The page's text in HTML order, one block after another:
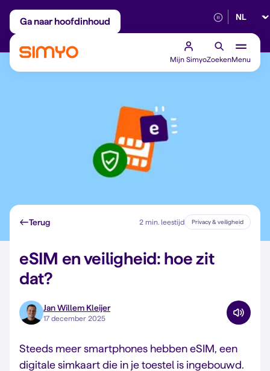
Ga naar hoofdinhoud
Maandelijks aanpasbaar Betrouwbaar
Mijn SimyoZoekenMenu
Terug 2 min. leestijd Privacy & veiligheid
eSIM en veiligheid: hoe zit
dat?
Jan Willem Kleijer
17 december 2025
Steeds meer smartphones hebben eSIM, een
digitale simkaart die in je toestel is ingebouwd.